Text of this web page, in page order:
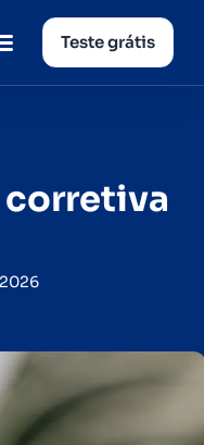
Teste grátis
corretiva